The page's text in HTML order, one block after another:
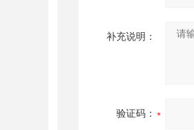
补充说明：
验证码：